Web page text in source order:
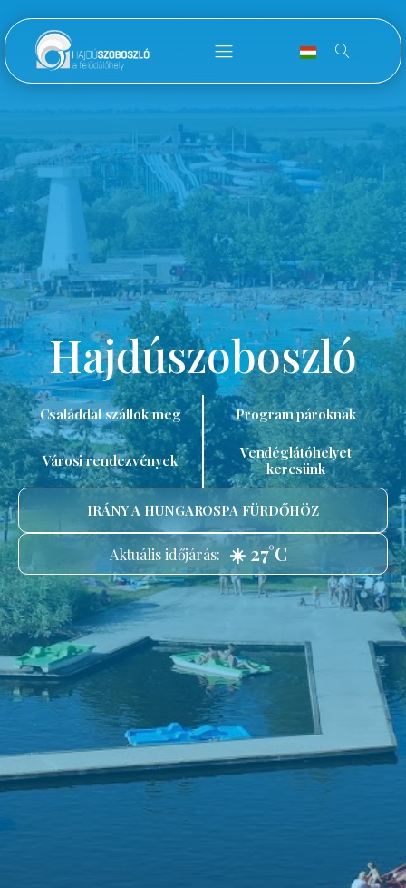
Hajdúszoboszló
Családdal szállok meg Program pároknak
Városi rendezvények
Vendéglátóhelyet
keresünk
IRÁNY A HUNGAROSPA FÜRDŐHÖZ
Aktuális időjárás: ☀️ 27°C